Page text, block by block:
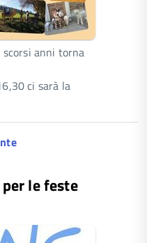
scorsi anni torna
ci sarà la
le feste